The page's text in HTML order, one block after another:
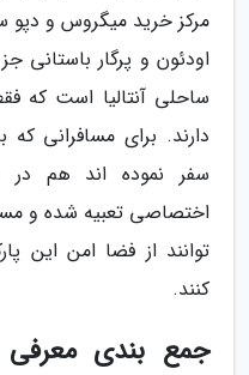
مرکز خرید میگروس و دپو
اودئون و پرگار باستانی
دارند. برای مسافرانی
سفر نموده اند هم در
اختصاصی تعبیه شده و
توانند از فضا امن این
کنند.
جمع بندی معرفی